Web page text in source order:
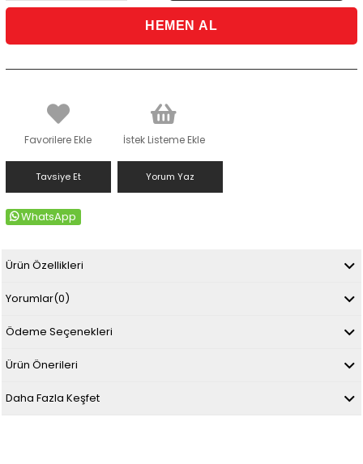
Favorilere Ekle İstek Listeme Ekle
Tavsiye Et Yorum Yaz
WhatsApp
Ürün Özellikleri
Yorumlar(0)
Ödeme Seçenekleri
Ürün Önerileri
Daha Fazla Keşfet